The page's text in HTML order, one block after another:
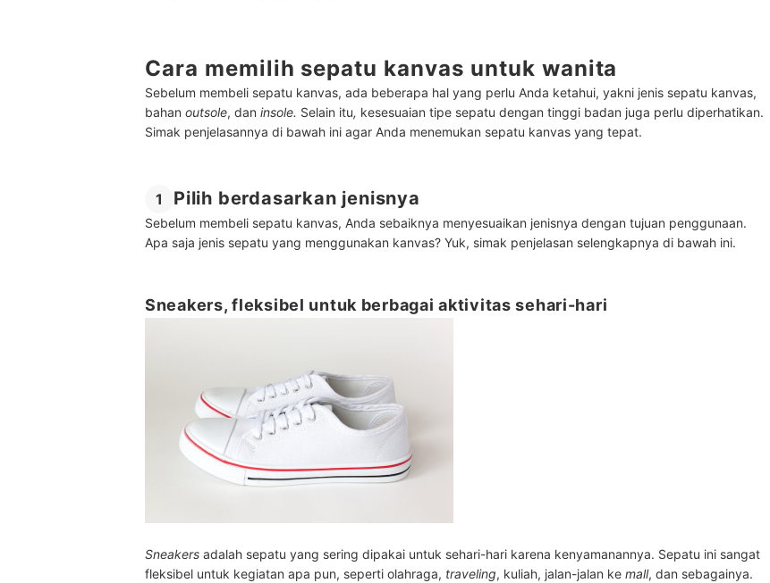
Cara memilih sepatu kanvas untuk wanita
Sebelum membeli sepatu kanvas, ada beberapa hal yang perlu Anda ketahui, yakni jenis sepatu kanvas,
bahan outsole, dan insole. Selain itu, kesesuaian tipe sepatu dengan tinggi badan juga perlu diperhatikan.
Simak penjelasannya di bawah ini agar Anda menemukan sepatu kanvas yang tepat.
1 Pilih berdasarkan jenisnya
Sebelum membeli sepatu kanvas, Anda sebaiknya menyesuaikan jenisnya dengan tujuan penggunaan.
Apa saja jenis sepatu yang menggunakan kanvas? Yuk, simak penjelasan selengkapnya di bawah ini.
Sneakers, fleksibel untuk berbagai aktivitas sehari-hari
Sneakers adalah sepatu yang sering dipakai untuk sehari-hari karena kenyamanannya. Sepatu ini sangat
fleksibel untuk kegiatan apa pun, seperti olahraga, traveling, kuliah, jalan-jalan ke mall, dan sebagainya.